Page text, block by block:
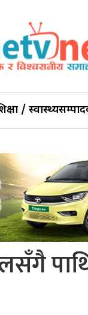
/ स्वास्थ्य